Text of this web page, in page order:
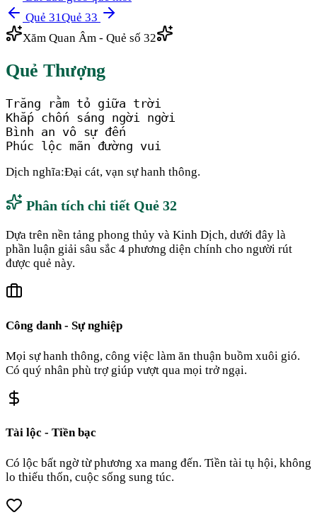
Quẻ 31Quẻ 33
Xăm Quan Âm - Quẻ số 32
Quẻ Thượng
Trăng rằm tỏ giữa trời
Khắp chốn sáng ngời ngời
Bình an vô sự đến
Phúc lộc mãn đường vui
Dịch nghĩa:Đại cát, vạn sự hanh thông.
Phân tích chi tiết Quẻ 32
Dựa trên nền tảng phong thủy và Kinh Dịch, dưới đây là
phần luận giải sâu sắc 4 phương diện chính cho người rút
được quẻ này.
Công danh - Sự nghiệp
Mọi sự hanh thông, công việc làm ăn thuận buồm xuôi gió.
Có quý nhân phù trợ giúp vượt qua mọi trở ngại.
Tài lộc - Tiền bạc
Có lộc bất ngờ từ phương xa mang đến. Tiền tài tụ hội, không
lo thiếu thốn, cuộc sống sung túc.